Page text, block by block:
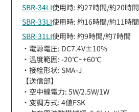
SBR-34LI使用時: 約27時間/約20時間
SBR-33LI使用時: 約16時間/約11時間
SBR-31LI使用時: 約9時間/約7時間
・電源電圧: DC7.4V±10%
・温度範囲: -20℃~+60℃
・接栓形状: SMA-J
【送信部】
・空中線電力: 5W/2.5W/1W
・変調方式: 4値FSK